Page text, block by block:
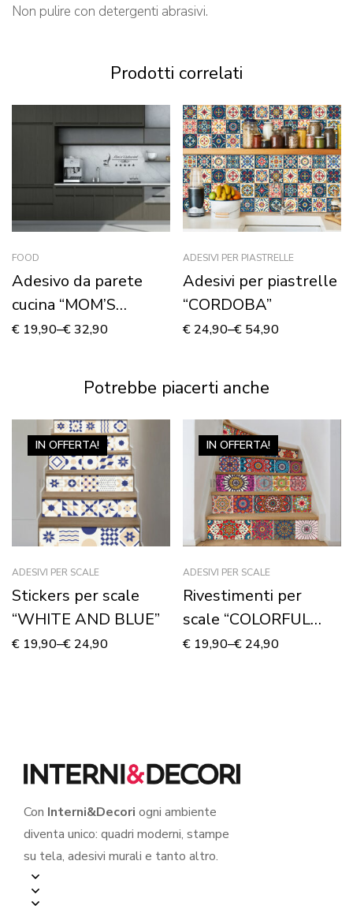
Non pulire con detergenti abrasivi.
Prodotti correlati
FOOD
Adesivo da parete
cucina “MOM’S
RESTAURANT”
€ 19,90–€32,90
ADESIVI PER PIASTRELLE
Adesivi per piastrelle
“CORDOBA”
€ 24,90–€ 54,90
Potrebbe piacerti anche
IN OFFERTA!
ADESIVI PER SCALE
Stickers per scale
“WHITE AND BLUE”
€ 19,90–€ 24,90
IN OFFERTA!
ADESIVI PER SCALE
Rivestimenti per
scale “COLORFUL
STAIRS”
€ 19,90–€ 24,90
Con Interni&Decori ogni ambiente
diventa unico: quadri moderni, stampe
su tela, adesivi murali e tanto altro.